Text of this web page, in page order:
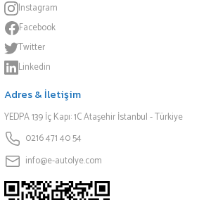
Instagram
Facebook
Twitter
Linkedin
Adres & İletişim
YEDPA 139 İç Kapı: 1C Ataşehir İstanbul - Türkiye
0216 471 40 54
info@e-autolye.com